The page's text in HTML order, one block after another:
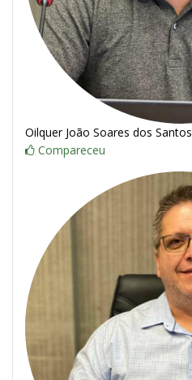
Oilquer João Soares dos Santos
Compareceu